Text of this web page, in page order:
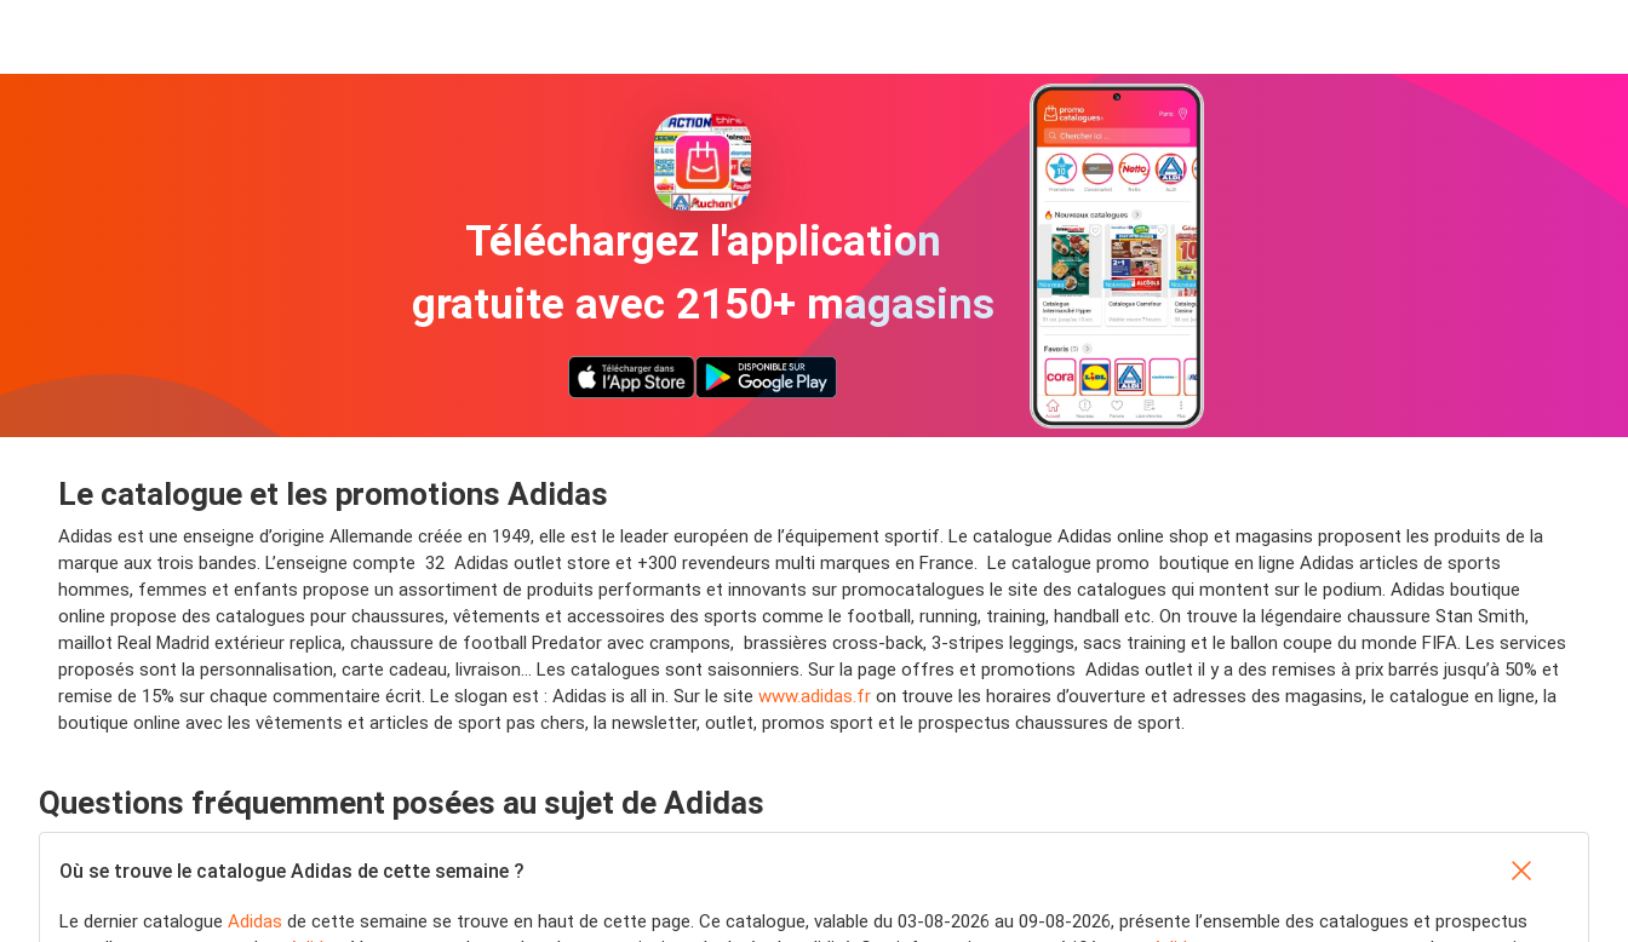
Téléchargez l'application
gratuite avec 2150+ magasins
Le catalogue et les promotions Adidas
Adidas est une enseigne d’origine Allemande créée en 1949, elle est le leader européen de l’équipement sportif. Le catalogue Adidas online shop et magasins proposent les produits de la
marque aux trois bandes. L’enseigne compte 32 Adidas outlet store et +300 revendeurs multi marques en France. Le catalogue promo boutique en ligne Adidas articles de sports
hommes, femmes et enfants propose un assortiment de produits performants et innovants sur promocatalogues le site des catalogues qui montent sur le podium. Adidas boutique
online propose des catalogues pour chaussures, vêtements et accessoires des sports comme le football, running, training, handball etc. On trouve la légendaire chaussure Stan Smith,
maillot Real Madrid extérieur replica, chaussure de football Predator avec crampons, brassières cross-back, 3-stripes leggings, sacs training et le ballon coupe du monde FIFA. Les services
proposés sont la personnalisation, carte cadeau, livraison… Les catalogues sont saisonniers. Sur la page offres et promotions Adidas outlet il y a des remises à prix barrés jusqu’à 50% et
remise de 15% sur chaque commentaire écrit. Le slogan est : Adidas is all in. Sur le site www.adidas.fr on trouve les horaires d’ouverture et adresses des magasins, le catalogue en ligne, la
boutique online avec les vêtements et articles de sport pas chers, la newsletter, outlet, promos sport et le prospectus chaussures de sport.
Questions fréquemment posées au sujet de Adidas
Où se trouve le catalogue Adidas de cette semaine ?
Le dernier catalogue Adidas de cette semaine se trouve en haut de cette page. Ce catalogue, valable du 03-08-2026 au 09-08-2026, présente l’ensemble des catalogues et prospectus